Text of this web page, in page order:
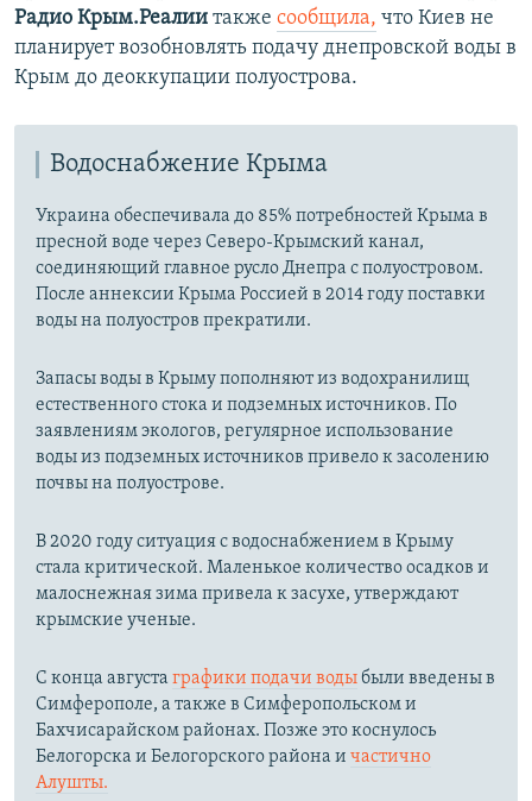
Радио Крым.Реалии также сообщила, что Киев не
планирует возобновлять подачу днепровской воды в
Крым до деоккупации полуострова.
Водоснабжение Крыма
Украина обеспечивала до 85% потребностей Крыма в
пресной воде через Северо-Крымский канал,
соединяющий главное русло Днепра с полуостровом.
После аннексии Крыма Россией в 2014 году поставки
воды на полуостров прекратили.
Запасы воды в Крыму пополняют из водохранилищ
естественного стока и подземных источников. По
заявлениям экологов, регулярное использование
воды из подземных источников привело к засолению
почвы на полуострове.
В 2020 году ситуация с водоснабжением в Крыму
стала критической. Маленькое количество осадков и
малоснежная зима привела к засухе, утверждают
крымские ученые.
С конца августа графики подачи водыбыли введены в
Симферополе, а также в Симферопольском и
Бахчисарайском районах. Позже это коснулось
Белогорска и Белогорского района и частично
Алушты.